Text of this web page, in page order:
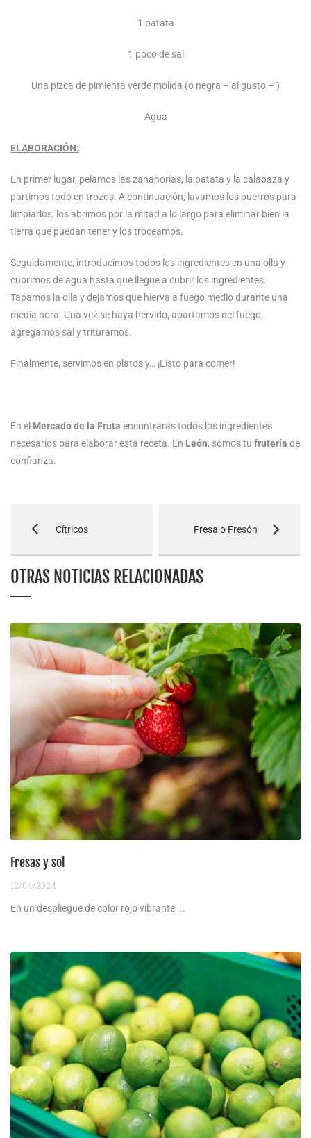
1 patata
1 poco de sal
Una pizca de pimienta verde molida (o negra – al gusto – )
Agua
ELABORACIÓN:
En primer lugar, pelamos las zanahorias, la patata y la calabaza y
partimos todo en trozos. A continuación, lavamos los puerros para
limpiarlos, los abrimos por la mitad a lo largo para eliminar bien la
tierra que puedan tener y los troceamos.
Seguidamente, introducimos todos los ingredientes en una olla y
cubrimos de agua hasta que llegue a cubrir los ingredientes.
Tapamos la olla y dejamos que hierva a fuego medio durante una
media hora. Una vez se haya hervido, apartamos del fuego,
agregamos sal y trituramos.
Finalmente, servimos en platos y… ¡Listo para comer!
En el Mercado de la Fruta encontrarás todos los ingredientes
necesarios para elaborar esta receta. En León, somos tu frutería de
confianza.
Fresa o Fresón
Cítricos
OTRAS NOTICIAS RELACIONADAS
Fresas y sol
12/04/2024
En un despliegue de color rojo vibrante ...